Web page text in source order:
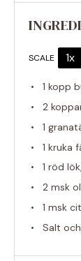
SCALE 1x
1 kopp
2
1
1 kruka
1 röd
2 msk
1 msk
Salt